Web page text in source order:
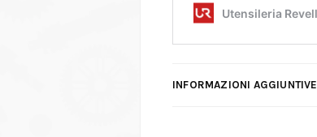
INFORMAZIONI AGGIUNTIVE